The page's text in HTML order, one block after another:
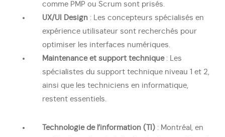
comme PMP ou Scrum sont prisés.
UX/UI Design : Les concepteurs spécialisés en
expérience utilisateur sont recherchés pour
optimiser les interfaces numériques.
Maintenance et support technique: Les
spécialistes du support technique niveau 1 et 2,
ainsi que les techniciens en informatique,
restent essentiels.
Technologie de l’information (TI) : Montréal, en